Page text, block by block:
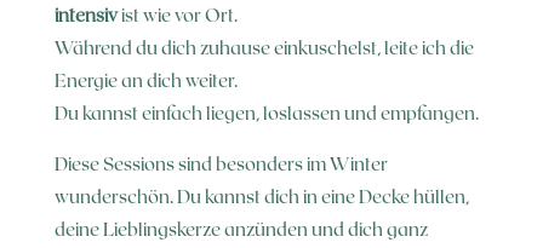
intensivist wie vor Ort.
Während du dich zuhause einkuschelst, leite ich die
Energie an dich weiter.
Du kannst einfach liegen, loslassen und empfangen.
Diese Sessions sind besonders im Winter
wunderschön. Du kannst dich in eine Decke hüllen,
deine Lieblingskerze anzünden und dich ganz